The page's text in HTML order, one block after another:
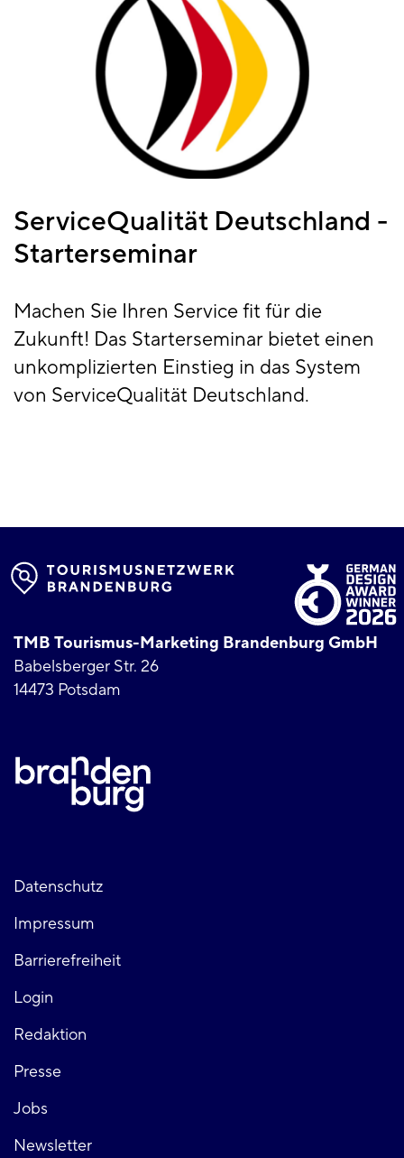
ServiceQualität Deutschland -
Starterseminar
Machen Sie Ihren Service fit für die
Zukunft! Das Starterseminar bietet einen
unkomplizierten Einstieg in das System
von ServiceQualität Deutschland.
TMB Tourismus-Marketing Brandenburg GmbH
Babelsberger Str. 26
14473 Potsdam
Fußzeile
links
Datenschutz
Impressum
Barrierefreiheit
Login
Fußzeile
rechts
Redaktion
Presse
Jobs
Newsletter